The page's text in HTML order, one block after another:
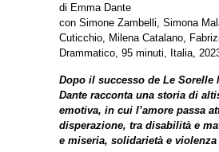
di Emma Dante
con Simone Zambelli, Simona
Cuticchio, Milena Catalano,
Drammatico, 95 minuti, Italia,
Dopo il successo de Le Sorelle
Dante racconta una storia di
emotiva, in cui l’amore passa
disperazione, tra disabilità e
e miseria, solidarietà e violenza